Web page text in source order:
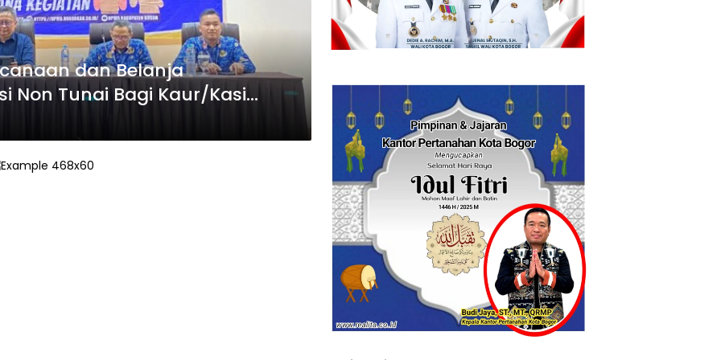
dan Belanja
Non Tunai Bagi Kaur/Kasi
Kabupaten Bogor